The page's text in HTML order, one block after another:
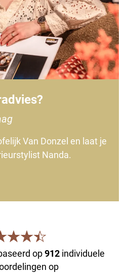
Van Donzel en laat je
Nanda.
op912 individuele
op